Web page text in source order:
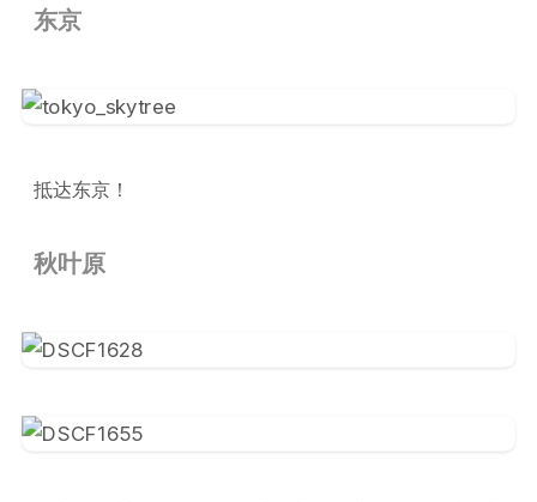
东京
抵达东京！
秋叶原